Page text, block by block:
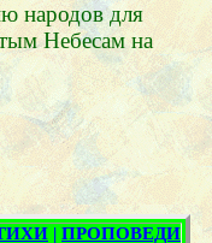
народов для
Небесам на